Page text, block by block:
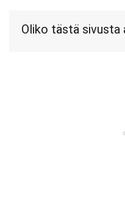
Oliko tästä sivusta